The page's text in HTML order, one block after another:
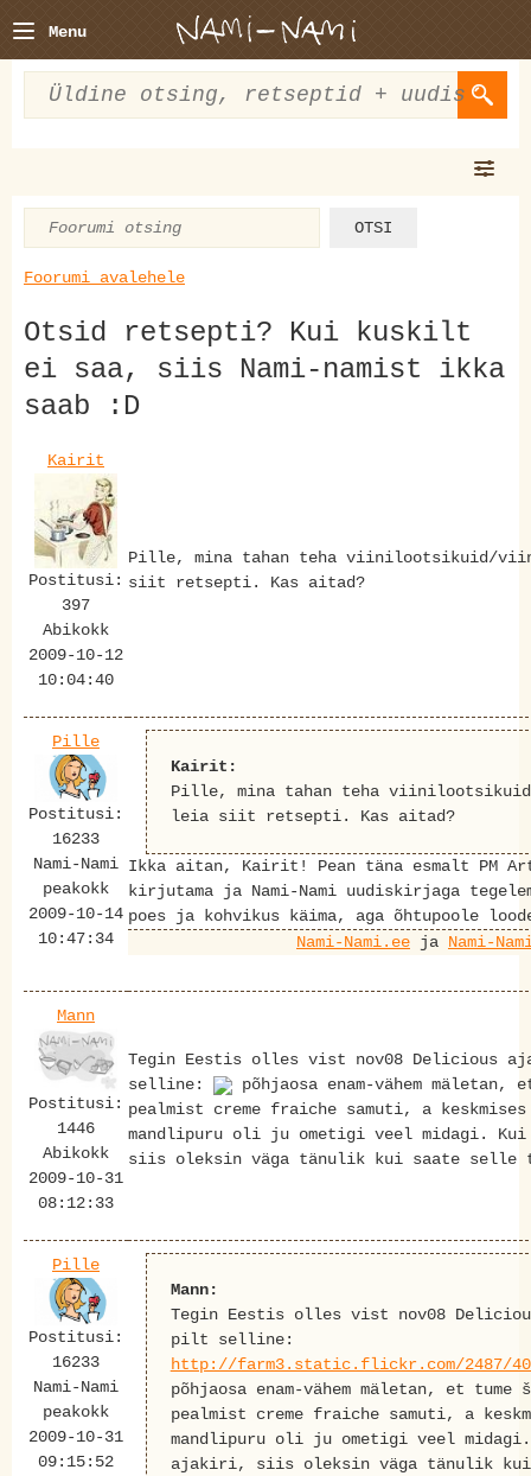
Menu
Foorumi avalehele
Otsid retsepti? Kui kuskilt
ei saa, siis Nami-namist ikka
saab :D
Kairit
Postitusi:
397
Abikokk
2009-10-12
10:04:40
Pille, mina tahan teha viinilootsikuid/
siit retsepti. Kas aitad?
Pille
Postitusi:
16233
Nami-Nami
peakokk
2009-10-14
10:47:34
Kairit:
Pille, mina tahan teha
leia siit retsepti. Kas aitad?
Ikka aitan, Kairit! Pean täna esmalt PM
kirjutama ja Nami-Nami uudiskirjaga
poes ja kohvikus käima, aga õhtupoole
Nami-Nami.ee ja Nami-
Mann
Postitusi:
1446
Abikokk
2009-10-31
08:12:33
Tegin Eestis olles vist nov08 Delicious
selline:
põhjaosa enam-vähem
pealmist creme fraiche samuti, a keskmises
mandlipuru oli ju ometigi veel midagi.
siis oleksin väga tänulik kui saate selle
Pille
Postitusi:
16233
Nami-Nami
peakokk
2009-10-31
09:15:52
Mann:
Tegin Eestis olles vist nov08
pilt selline:
http://farm3.static.flickr.com/2487/
põhjaosa enam-vähem mäletan, et
pealmist creme fraiche samuti, a
mandlipuru oli ju ometigi veel
ajakiri, siis oleksin väga tänulik kui